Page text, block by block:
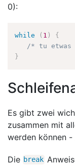
0):
while ( 1 )
{
/* tu etwas
}
Es gibt zwei
zusammen mit
werden können -
Die break